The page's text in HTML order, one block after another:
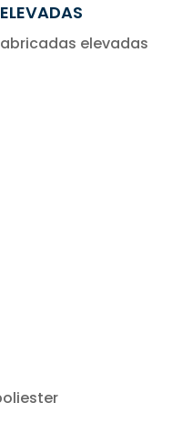
elevadas